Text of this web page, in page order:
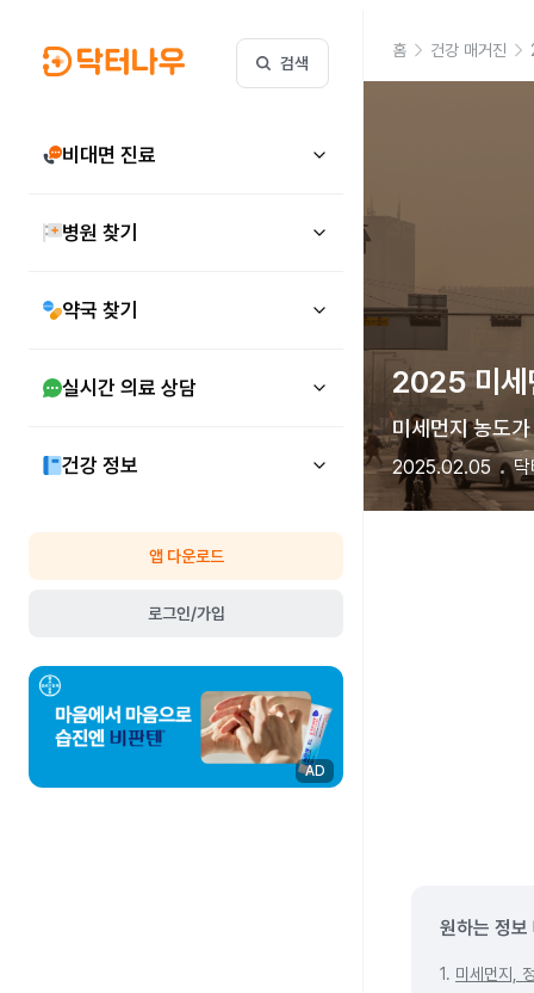
검색
비대면 진료
병원 찾기
약국 찾기
실시간 의료 상담
건강 정보
앱 다운로드
로그인/가입
AD
홈 건강 매거진
2025 미세
미세먼지 농도
2025.02.05
원하는 정보
1. 미세먼지,